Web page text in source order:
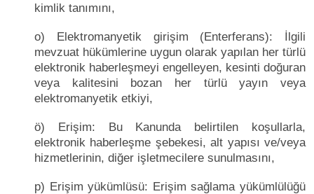
kimlik tanımını,
o) Elektromanyetik girişim (Enterferans): İlgili
mevzuat hükümlerine uygun olarak yapılan her türlü
elektronik haberleşmeyi engelleyen, kesinti doğuran
veya kalitesini bozan her türlü yayın veya
elektromanyetik etkiyi,
ö) Erişim: Bu Kanunda belirtilen koşullarla,
elektronik haberleşme şebekesi, alt yapısı ve/veya
hizmetlerinin, diğer işletmecilere sunulmasını,
p) Erişim yükümlüsü: Erişim sağlama yükümlülüğü